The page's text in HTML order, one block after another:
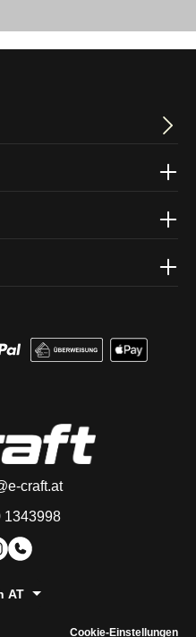
einverstanden.
craft.at
1343998
AT
Cookie-Einstellungen